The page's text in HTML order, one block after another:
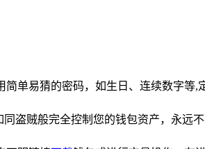
单易猜的密码，如生日、连续数字等
盗贼般完全控制您的钱包资产，永远